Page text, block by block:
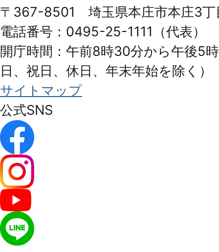
City
〒367-8501 埼玉県本庄市本庄3丁
電話番号：0495-25-1111（代表）
開庁時間：午前8時30分から午後5
日、祝日、休日、年末年始を除く）
サイトマップ
公式SNS